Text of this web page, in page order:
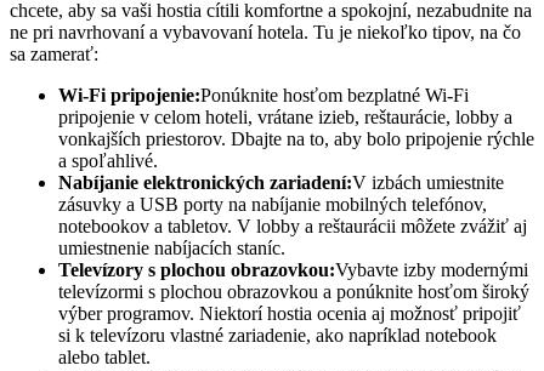
chcete, aby sa vaši hostia cítili komfortne a spokojní, nezabudnite na
ne pri navrhovaní a vybavovaní hotela. Tu je niekoľko tipov, na čo
sa zamerať:
Wi-Fi pripojenie:Ponúknite hosťom bezplatné Wi-Fi
pripojenie v celom hoteli, vrátane izieb, reštaurácie, lobby a
vonkajších priestorov. Dbajte na to, aby bolo pripojenie rýchle
a spoľahlivé.
Nabíjanie elektronických zariadení:V izbách umiestnite
zásuvky a USB porty na nabíjanie mobilných telefónov,
notebookov a tabletov. V lobby a reštaurácii môžete zvážiť aj
umiestnenie nabíjacích staníc.
Televízory s plochou obrazovkou:Vybavte izby modernými
televízormi s plochou obrazovkou a ponúknite hosťom široký
výber programov. Niektorí hostia ocenia aj možnosť pripojiť
si k televízoru vlastné zariadenie, ako napríklad notebook
alebo tablet.